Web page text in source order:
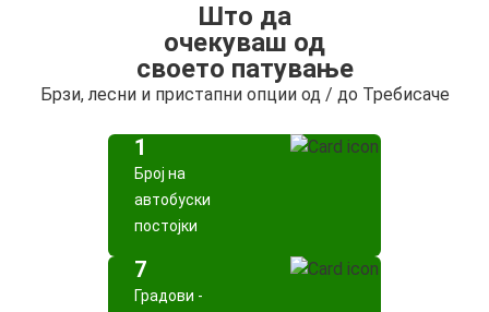
Што да
очекуваш од
своето патување
Брзи, лесни и пристапни опции од / до Требисаче
1
Број на
автобуски
постојки
7
Градови -